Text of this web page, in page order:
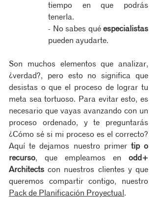
tiempo en que podrás
tenerla.
- No sabes qué especialistas
pueden ayudarte.
Son muchos elementos que analizar,
¿verdad?, pero esto no significa que
desistas o que el proceso de lograr tu
meta sea tortuoso. Para evitar esto, es
necesario que vayas avanzando con un
proceso ordenado, y te preguntarás
¿Cómo sé si mi proceso es el correcto?
Aquí te dejamos nuestro primer tip o
recurso, que empleamos en odd+
Architects con nuestros clientes y que
Pack de Planificación Proyectual.